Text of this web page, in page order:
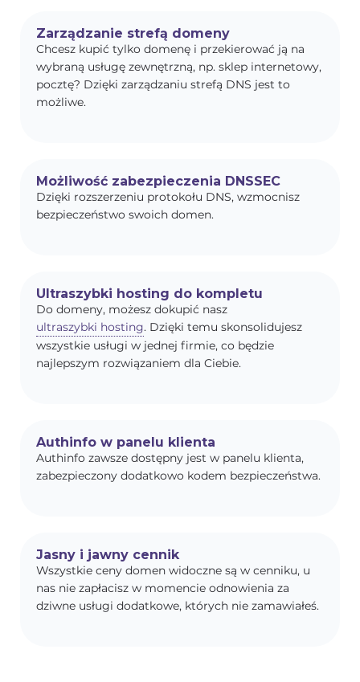
Zarządzanie strefą domeny
Chcesz kupić tylko domenę i przekierować ją na
wybraną usługę zewnętrzną, np. sklep internetowy,
pocztę? Dzięki zarządzaniu strefą DNS jest to
możliwe.
Możliwość zabezpieczenia DNSSEC
Dzięki rozszerzeniu protokołu DNS, wzmocnisz
bezpieczeństwo swoich domen.
Ultraszybki hosting do kompletu
Do domeny, możesz dokupić nasz
ultraszybki hosting. Dzięki temu skonsolidujesz
wszystkie usługi w jednej firmie, co będzie
najlepszym rozwiązaniem dla Ciebie.
Authinfo w panelu klienta
Authinfo zawsze dostępny jest w panelu klienta,
zabezpieczony dodatkowo kodem bezpieczeństwa.
Jasny i jawny cennik
Wszystkie ceny domen widoczne są w cenniku, u
nas nie zapłacisz w momencie odnowienia za
dziwne usługi dodatkowe, których nie zamawiałeś.